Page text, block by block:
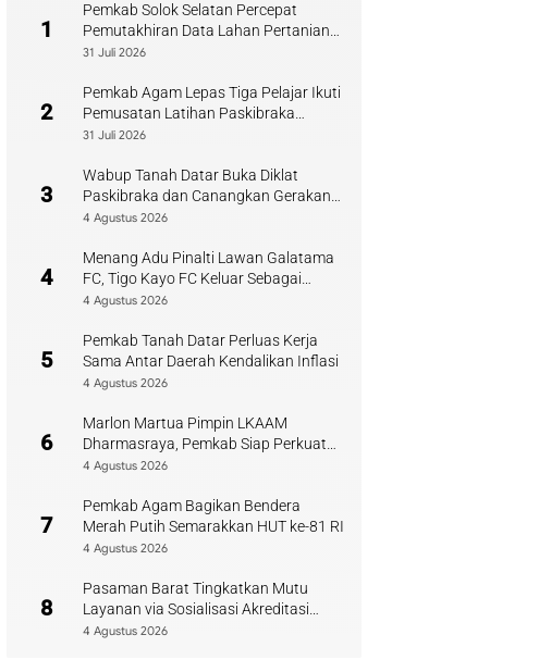
1
Pemkab Solok Selatan Percepat
Pemutakhiran Data Lahan Pertanian
Pangan Berkelanjutan
31 Juli 2026
2
Pemkab Agam Lepas Tiga Pelajar Ikuti
Pemusatan Latihan Paskibraka
Sumbar
31 Juli 2026
3
Wabup Tanah Datar Buka Diklat
Paskibraka dan Canangkan Gerakan
Bendera
4 Agustus 2026
4
Menang Adu Pinalti Lawan Galatama
FC, Tigo Kayo FC Keluar Sebagai
Juara Piala Walikota Payakumbuh
4 Agustus 2026
5
Pemkab Tanah Datar Perluas Kerja
Sama Antar Daerah Kendalikan Inflasi
4 Agustus 2026
6
Marlon Martua Pimpin LKAAM
Dharmasraya, Pemkab Siap Perkuat
Sinergi Adat
4 Agustus 2026
7
Pemkab Agam Bagikan Bendera
Merah Putih Semarakkan HUT ke-81 RI
4 Agustus 2026
8
Pasaman Barat Tingkatkan Mutu
Layanan via Sosialisasi Akreditasi
Perpustakaan 2026
4 Agustus 2026